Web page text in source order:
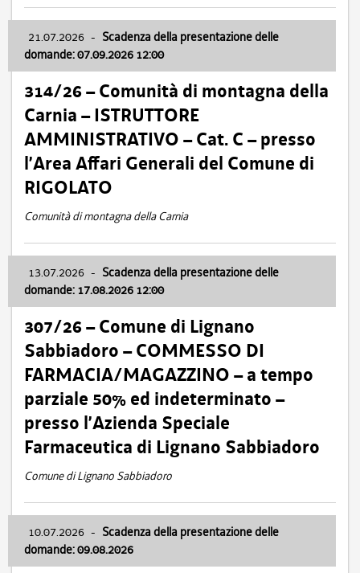
21.07.2026 - Scadenza della presentazione delle
domande: 07.09.2026 12:00
314/26 – Comunità di montagna della
Carnia – ISTRUTTORE
AMMINISTRATIVO – Cat. C – presso
l’Area Affari Generali del Comune di
RIGOLATO
Comunità di montagna della Carnia
13.07.2026 - Scadenza della presentazione delle
domande: 17.08.2026 12:00
307/26 – Comune di Lignano
Sabbiadoro – COMMESSO DI
FARMACIA/MAGAZZINO – a tempo
parziale 50% ed indeterminato –
presso l’Azienda Speciale
Farmaceutica di Lignano Sabbiadoro
Comune di Lignano Sabbiadoro
10.07.2026 - Scadenza della presentazione delle
domande: 09.08.2026